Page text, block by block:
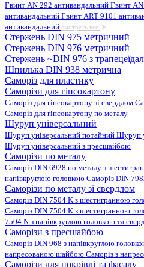
Гвинт AN 292 антивандальний Гвинт
антивандальний Гвинт ART 9101
антивандальний смотреть все
Стержень DIN 975 метричний
Стержень DIN 976 метричний
Стержень ~DIN 976 з
Шпилька DIN 938 метрична
Саморіз для пластику
Саморізи для гіпсокартону
Саморіз для гіпсокартону зі свердлом
Саморіз для гіпсокартону по металу
Шуруп універсальний
Шуруп універсальний потайний Шуруп
Шуруп універсальний з пресшайбою
Саморізи по металу
Саморіз DIN 6928 по металу з
напівкруглою головкою Саморіз DIN
Саморізи по металу зі свердлом
Саморіз DIN 7504 K з шестигранною
Саморіз DIN 7504 K з шестигранною
7504 N з напівкруглою головкою та
Саморізи з пресшайбою
Саморіз DIN 968 з напівкруглою
напресованою шайбою Саморіз з
Саморізи для покрівлі та фасаду